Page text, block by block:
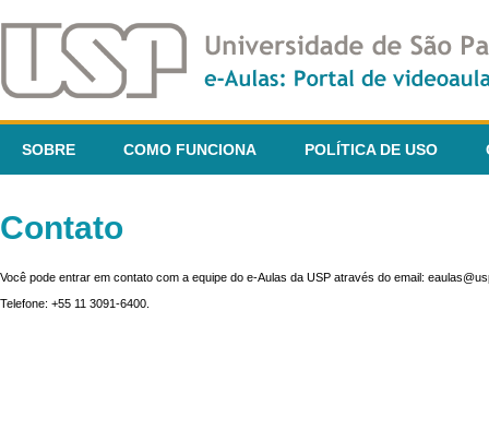
SOBRE COMO FUNCIONA POLÍTICA DE USO
Contato
Você pode entrar em contato com a equipe do e-Aulas da USP através do email:
Telefone: +55 11 3091-6400.